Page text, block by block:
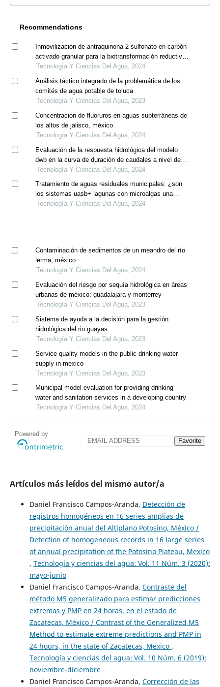
Recommendations
Inmovilización de antraquinona-2-sulfonato en carbón
activado granular para la biotransformación reductiva
de contaminantes electrofílicos
Tecnología Y Ciencias Del Agua, 2024
Análisis táctico integrado de la problemática de los
comités de agua potable de toluca
Tecnología Y Ciencias Del Agua, 2023
Concentración de fluoruros en aguas subterráneas de
los altos de jalisco, méxico
Tecnología Y Ciencias Del Agua, 2024
Evaluación de la respuesta hidrológica del modelo
dwb en la curva de duración de caudales a nivel de
cuenca y microcuenca, caso de estudio la cuenca del
Tecnología Y Ciencias Del Agua, 2024
Tratamiento de aguas residuales municipales: ¿son
los sistemas uasb+ lagunas con microalgas una
opción?
Tecnología Y Ciencias Del Agua, 2024
Contaminación de sedimentos de un meandro del río
lerma, méxico
Tecnología Y Ciencias Del Agua, 2024
Evaluación del riesgo por sequía hidrológica en áreas
urbanas de méxico: guadalajara y monterrey
Tecnología Y Ciencias Del Agua, 2023
Sistema de ayuda a la decisión para la gestión
hidrológica del rio guayas
Tecnología Y Ciencias Del Agua, 2023
Service quality models in the public drinking water
supply in mexico
Tecnología Y Ciencias Del Agua, 2023
Municipal model evaluation for providing drinking
water and sanitation services in a developing country
Tecnología Y Ciencias Del Agua, 2024
Powered by
Favorite
Artículos más leídos del mismo autor/a
Daniel Francisco Campos-Aranda, Detección de
registros homogéneos en 16 series amplias de
precipitación anual del Altiplano Potosino, México /
Detection of homogeneous records in 16 large series
of annual precipitation of the Potosino Plateau, Mexico
, Tecnología y ciencias del agua: Vol. 11 Núm. 3 (2020):
mayo-junio
Daniel Francisco Campos-Aranda, Contraste del
método M5 generalizado para estimar predicciones
extremas y PMP en 24 horas, en el estado de
Zacatecas, México / Contrast of the Generalized M5
Method to estimate extreme predictions and PMP in
24 hours, in the state of Zacatecas, Mexico ,
Tecnología y ciencias del agua: Vol. 10 Núm. 6 (2019):
noviembre-diciembre
Daniel Francisco Campos-Aranda, Corrección de las